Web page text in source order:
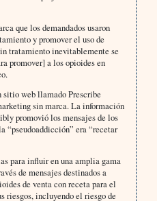
que los demandados usaron
y promover el uso de
tratamiento inevitablemente se
promover] a los opioides en
sitio web llamado Prescribe
sin marca. La información
promovió los mensajes de los
“pseudoaddicción” era “recetar
para influir en una amplia gama
de mensajes destinados a
de venta con receta para el
incluyendo el riesgo de